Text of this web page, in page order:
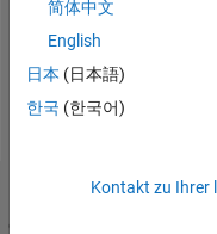
简体中文
English
日本 (日本語)
한국 (한국어)
Kontakt zu Ihrer